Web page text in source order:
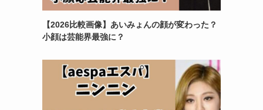
【2026比較画像】あいみょんの顔が変わった？
小顔は芸能界最強に？